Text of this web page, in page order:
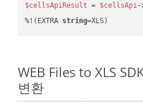
$cellsApiResult = $cellsApi-
%!(EXTRA string=XLS)
WEB Files to XLS
변환